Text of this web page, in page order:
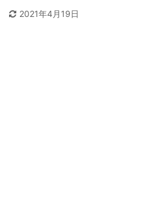
2021年4月19日